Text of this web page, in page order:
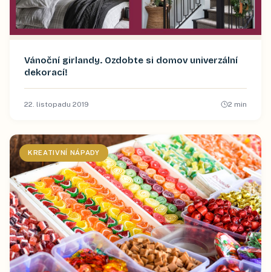
Vánoční girlandy. Ozdobte si domov univerzální
dekorací!
22. listopadu 2019 2 min
KREATIVNÍ NÁPADY